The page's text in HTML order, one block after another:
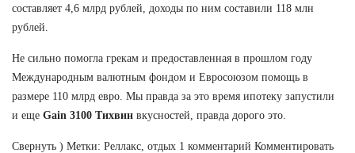
составляет 4,6 млрд рублей, доходы по ним составили 118 млн
рублей.
Не сильно помогла грекам и предоставленная в прошлом году
Международным валютным фондом и Евросоюзом помощь в
размере 110 млрд евро. Мы правда за это время ипотеку запустили
и еще Gain 3100 Тихвин вкусностей, правда дорого это.
Свернуть ) Метки: Реллакс, отдых 1 комментарий Комментировать